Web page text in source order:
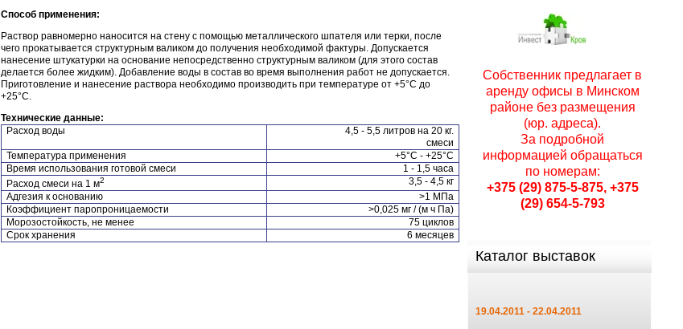
Способ применения:
Раствор равномерно наносится на стену с помощью металлического шпателя или терки, после
чего прокатывается структурным валиком до получения необходимой фактуры. Допускается
нанесение штукатурки на основание непосредственно структурным валиком (для этого состав
делается более жидким). Добавление воды в состав во время выполнения работ не допускается.
Приготовление и нанесение раствора необходимо производить при температуре от +5°С до
+25°С.
Технические данные:
Расход воды
4,5 - 5,5 литров на 20 кг.
смеси
Температура применения
+5°С - +25°С
Время использования готовой смеси
1 - 1,5 часа
Расход смеси на 1 м2
3,5 - 4,5 кг
Адгезия к основанию
>1 МПа
Коэффициент паропроницаемости
>0,025 мг / (м ч Па)
Морозостойкость, не менее
75 циклов
Срок хранения
6 месяцев
Собственник предлагает в
аренду офисы в Минском
районе без размещения
(юр. адреса).
За подробной
информацией обращаться
по номерам:
+375 (29) 875-5-875, +375
(29) 654-5-793
Каталог выставок
02.11.2010 - 05.11.2010
и дорожное строительство.